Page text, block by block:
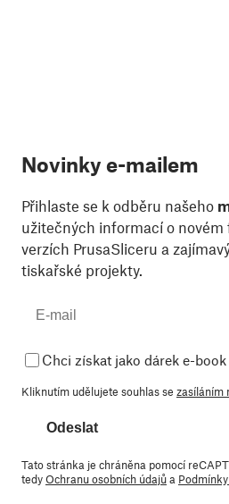
Novinky e-mailem
Přihlaste se k odběru našeho
užitečných informací o novém
verzích PrusaSliceru a
tiskařské projekty.
Chci získat jako dárek e-
Kliknutím udělujete souhlas se zasíláním
Odeslat
Tato stránka je chráněna pomocí
tedyOchranu osobních údajůa